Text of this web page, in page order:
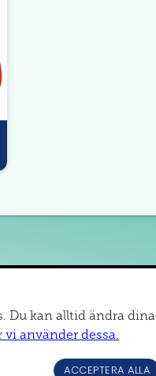
Du kan alltid ändra dina
vi använder dessa.
ACCEPTERA ALLA